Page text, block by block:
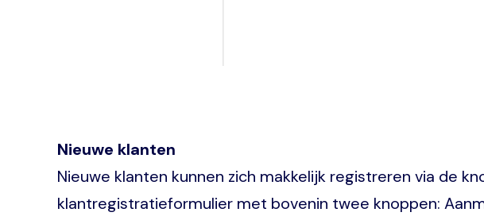
Nieuwe klanten
Nieuwe klanten kunnen zich makkelijk registreren via de
klantregistratieformulier met bovenin twee knoppen: